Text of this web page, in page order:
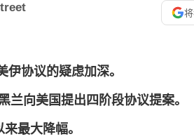
协议的疑虑加深。
兰向美国提出四阶段协议提案。
最大降幅。